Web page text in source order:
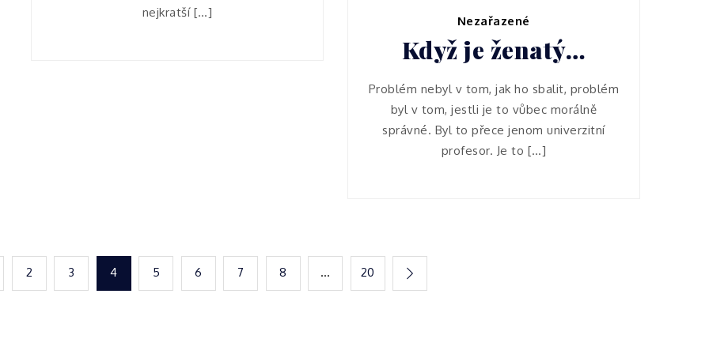
nejkratší […]
Nezařazené
Když je ženatý…
Problém nebyl v tom, jak ho sbalit, problém
byl v tom, jestli je to vůbec morálně
správné. Byl to přece jenom univerzitní
profesor. Je to […]
2 3 4 5 6 7 8 … 20